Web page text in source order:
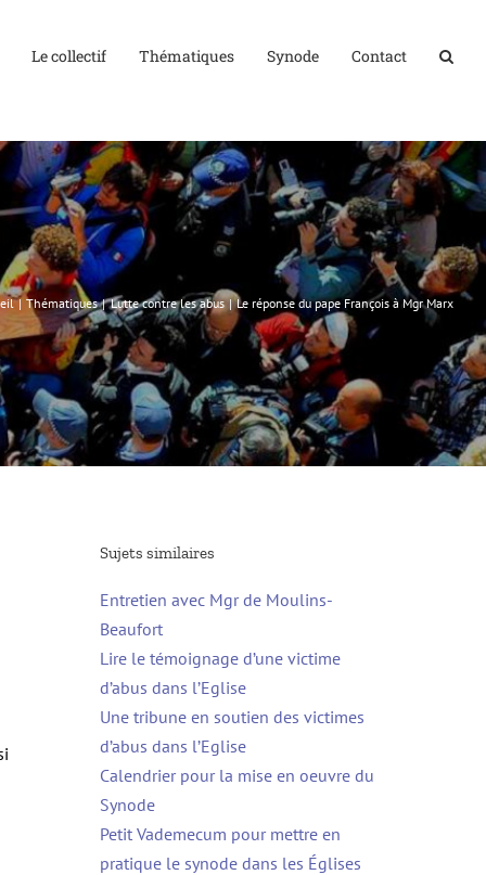
Le collectif Thématiques Synode Contact
Thématiques Lutte contre les abus Le réponse du pape François à Mgr Marx
Sujets similaires
Entretien avec Mgr de Moulins-
Beaufort
Lire le témoignage d’une victime
d’abus dans l’Eglise
Une tribune en soutien des victimes
d’abus dans l’Eglise
Calendrier pour la mise en oeuvre du
Synode
Petit Vademecum pour mettre en
pratique le synode dans les Églises